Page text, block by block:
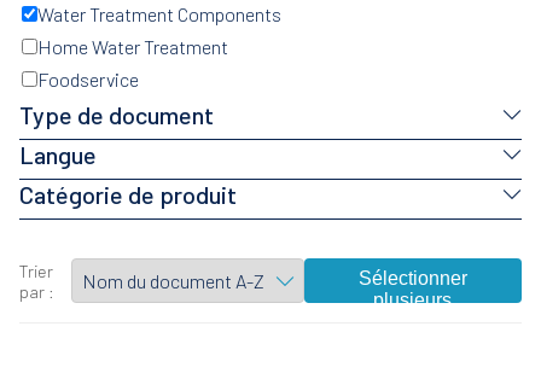
Water Treatment Components
Home Water Treatment
Foodservice
Type de document
Langue
Catégorie de produit
Trier
par :
Sélectionner
plusieurs